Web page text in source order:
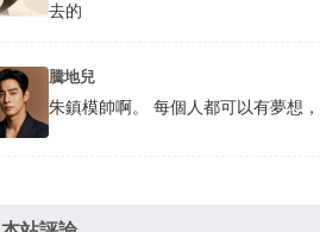
去的
騰地兒
朱鎮模帥啊。 每個人都可以有夢想